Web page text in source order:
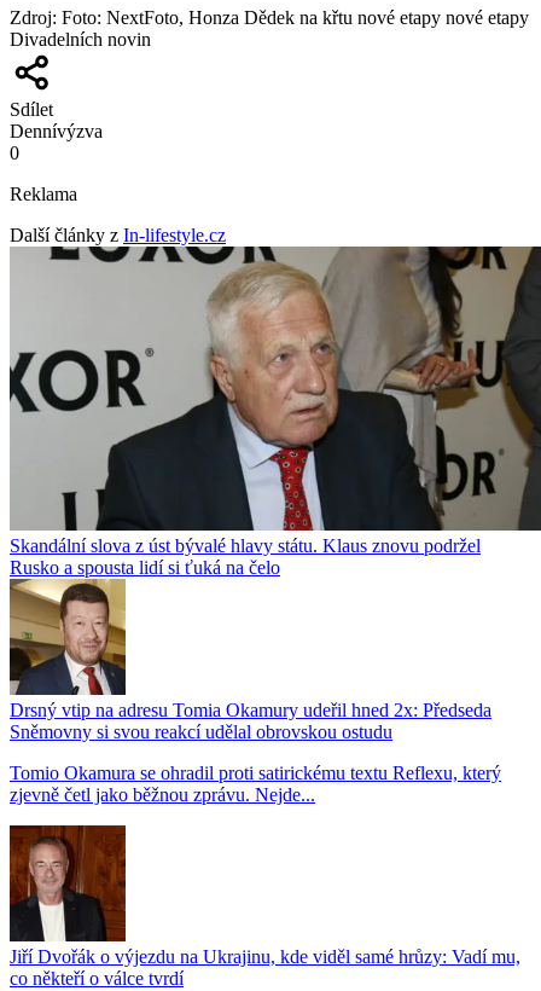
Zdroj: Foto: NextFoto, Honza Dědek na křtu nové etapy nové etapy
Divadelních novin
Sdílet
Dennívýzva
0
Reklama
Další články z In-lifestyle.cz
Skandální slova z úst bývalé hlavy státu. Klaus znovu podržel
Rusko a spousta lidí si ťuká na čelo
Drsný vtip na adresu Tomia Okamury udeřil hned 2x: Předseda
Sněmovny si svou reakcí udělal obrovskou ostudu
Tomio Okamura se ohradil proti satirickému textu Reflexu, který
zjevně četl jako běžnou zprávu. Nejde...
Jiří Dvořák o výjezdu na Ukrajinu, kde viděl samé hrůzy: Vadí mu,
co někteří o válce tvrdí